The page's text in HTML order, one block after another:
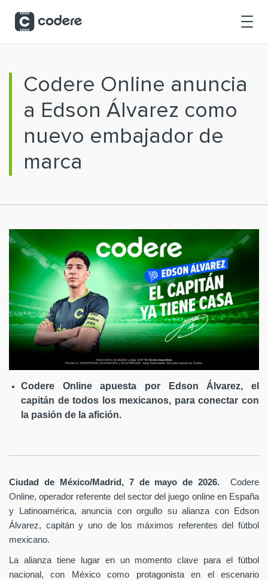
Codere Online anuncia
a Edson Álvarez como
nuevo embajador de
marca
Codere Online apuesta por Edson Álvarez, el
capitán de todos los mexicanos, para conectar con
la pasión de la afición.
Ciudad de México/Madrid, 7 de mayo de 2026. Codere
Online, operador referente del sector del juego online en España
y Latinoamérica, anuncia con orgullo su alianza con Edson
Álvarez, capitán y uno de los máximos referentes del fútbol
mexicano.
La alianza tiene lugar en un momento clave para el fútbol
nacional, con México como protagonista en el escenario